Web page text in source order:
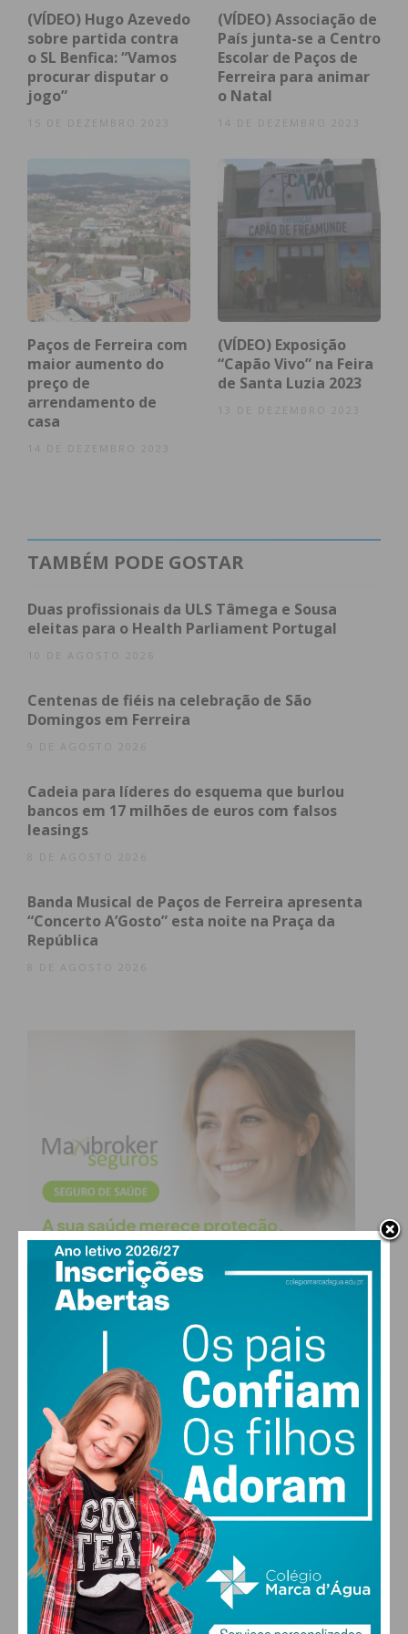
Subscreva a newsletter do
Imediato
obtenha de forma regular a informação
atualizada.
Eu li e concordo com os
condições
(VÍDEO) Hugo Azevedo
sobre partida contra
o SL Benfica: “Vamos
procurar disputar o
jogo”
(VÍDEO) Associação de
País junta-se a Centro
Escolar de Paços de
Ferreira para animar
o Natal
14 DE DEZEMBRO 2023
Paços de Ferreira com
maior aumento do
preço de
arrendamento de
casa
14 DE DEZEMBRO 2023
(VÍDEO) Exposição
“Capão Vivo” na Feira
de Santa Luzia 2023
TAMBÉM PODE GOSTAR
Duas profissionais da ULS Tâmega e Sousa
eleitas para o Health Parliament Portugal
10 DE AGOSTO 2026
Centenas de fiéis na celebração de São
Domingos em Ferreira
9 DE AGOSTO 2026
Cadeia para líderes do esquema que burlou
bancos em 17 milhões de euros com falsos
leasings
8 DE AGOSTO 2026
Banda Musical de Paços de Ferreira apresenta
“Concerto A’Gosto” esta noite na Praça da
República
8 DE AGOSTO 2026